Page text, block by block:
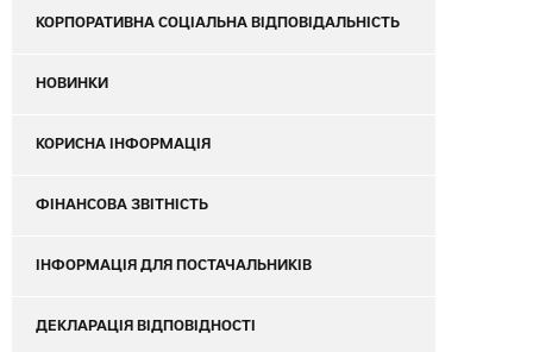
КОРПОРАТИВНА СОЦІАЛЬНА ВІДПОВІДАЛЬНІСТЬ
НОВИНКИ
КОРИСНА ІНФОРМАЦІЯ
ФІНАНСОВА ЗВІТНІСТЬ
ІНФОРМАЦІЯ ДЛЯ ПОСТАЧАЛЬНИКІВ
ДЕКЛАРАЦІЯ ВІДПОВІДНОСТІ